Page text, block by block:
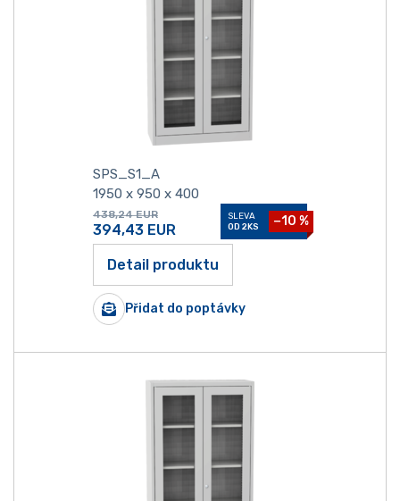
SPS_S1_A
1950 x 950 x 400
438,24 EUR
394,43 EUR
SLEVA
OD 2KS
−10 %
Detail produktu
Přidat do poptávky